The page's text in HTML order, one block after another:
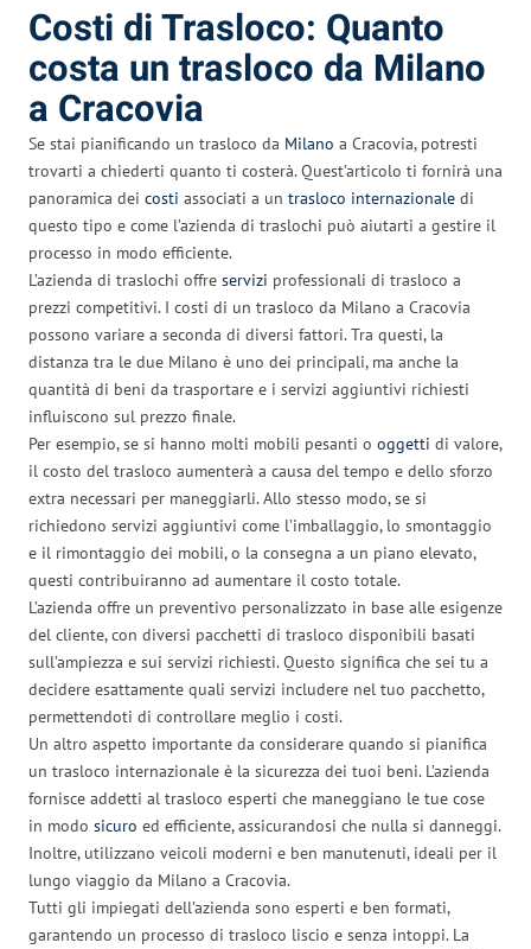
Costi di Trasloco: Quanto
costa un trasloco da Milano
a Cracovia
Se stai pianificando un trasloco da Milano a Cracovia, potresti
trovarti a chiederti quanto ti costerà. Quest’articolo ti fornirà una
panoramica dei costi associati a un trasloco internazionale di
questo tipo e come l’azienda di traslochi può aiutarti a gestire il
processo in modo efficiente.
L’azienda di traslochi offre servizi professionali di trasloco a
prezzi competitivi. I costi di un trasloco da Milano a Cracovia
possono variare a seconda di diversi fattori. Tra questi, la
distanza tra le due Milano è uno dei principali, ma anche la
quantità di beni da trasportare e i servizi aggiuntivi richiesti
influiscono sul prezzo finale.
Per esempio, se si hanno molti mobili pesanti o oggetti di valore,
il costo del trasloco aumenterà a causa del tempo e dello sforzo
extra necessari per maneggiarli. Allo stesso modo, se si
richiedono servizi aggiuntivi come l’imballaggio, lo smontaggio
e il rimontaggio dei mobili, o la consegna a un piano elevato,
questi contribuiranno ad aumentare il costo totale.
L’azienda offre un preventivo personalizzato in base alle esigenze
del cliente, con diversi pacchetti di trasloco disponibili basati
sull’ampiezza e sui servizi richiesti. Questo significa che sei tu a
decidere esattamente quali servizi includere nel tuo pacchetto,
permettendoti di controllare meglio i costi.
Un altro aspetto importante da considerare quando si pianifica
un trasloco internazionale è la sicurezza dei tuoi beni. L’azienda
fornisce addetti al trasloco esperti che maneggiano le tue cose
in modo sicuro ed efficiente, assicurandosi che nulla si danneggi.
Inoltre, utilizzano veicoli moderni e ben manutenuti, ideali per il
lungo viaggio da Milano a Cracovia.
Tutti gli impiegati dell’azienda sono esperti e ben formati,
garantendo un processo di trasloco liscio e senza intoppi. La